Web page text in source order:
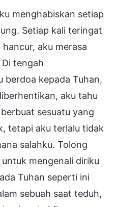
menghabiskan setiap
Setiap kali teringat
aku merasa
tengah
berdoa kepada Tuhan,
aku tahu
sesuatu yang
tetapi aku terlalu tidak
salahku. Tolong
mengenali diriku
Tuhan seperti ini
sebuah saat teduh,